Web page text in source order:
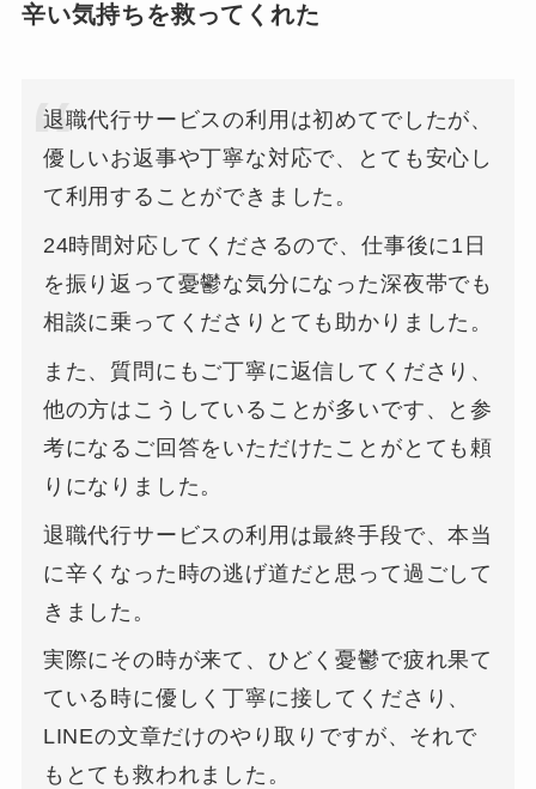
辛い気持ちを救ってくれた
退職代行サービスの利用は初めてでしたが、
優しいお返事や丁寧な対応で、とても安心し
て利用することができました。
24時間対応してくださるので、仕事後に1日
を振り返って憂鬱な気分になった深夜帯でも
相談に乗ってくださりとても助かりました。
また、質問にもご丁寧に返信してくださり、
他の方はこうしていることが多いです、と参
考になるご回答をいただけたことがとても頼
りになりました。
退職代行サービスの利用は最終手段で、本当
に辛くなった時の逃げ道だと思って過ごして
きました。
実際にその時が来て、ひどく憂鬱で疲れ果て
ている時に優しく丁寧に接してくださり、
LINEの文章だけのやり取りですが、それで
もとても救われました。